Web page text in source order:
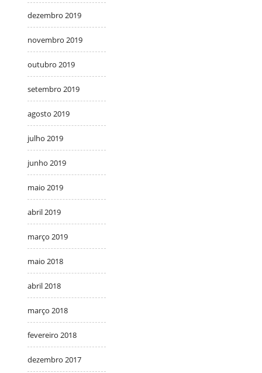
dezembro 2019
novembro 2019
outubro 2019
setembro 2019
agosto 2019
julho 2019
junho 2019
maio 2019
abril 2019
março 2019
maio 2018
abril 2018
março 2018
fevereiro 2018
dezembro 2017